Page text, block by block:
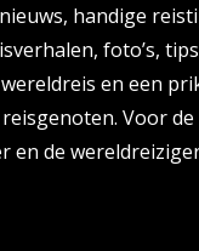
handige
foto’s,
en een
Voor de
en de